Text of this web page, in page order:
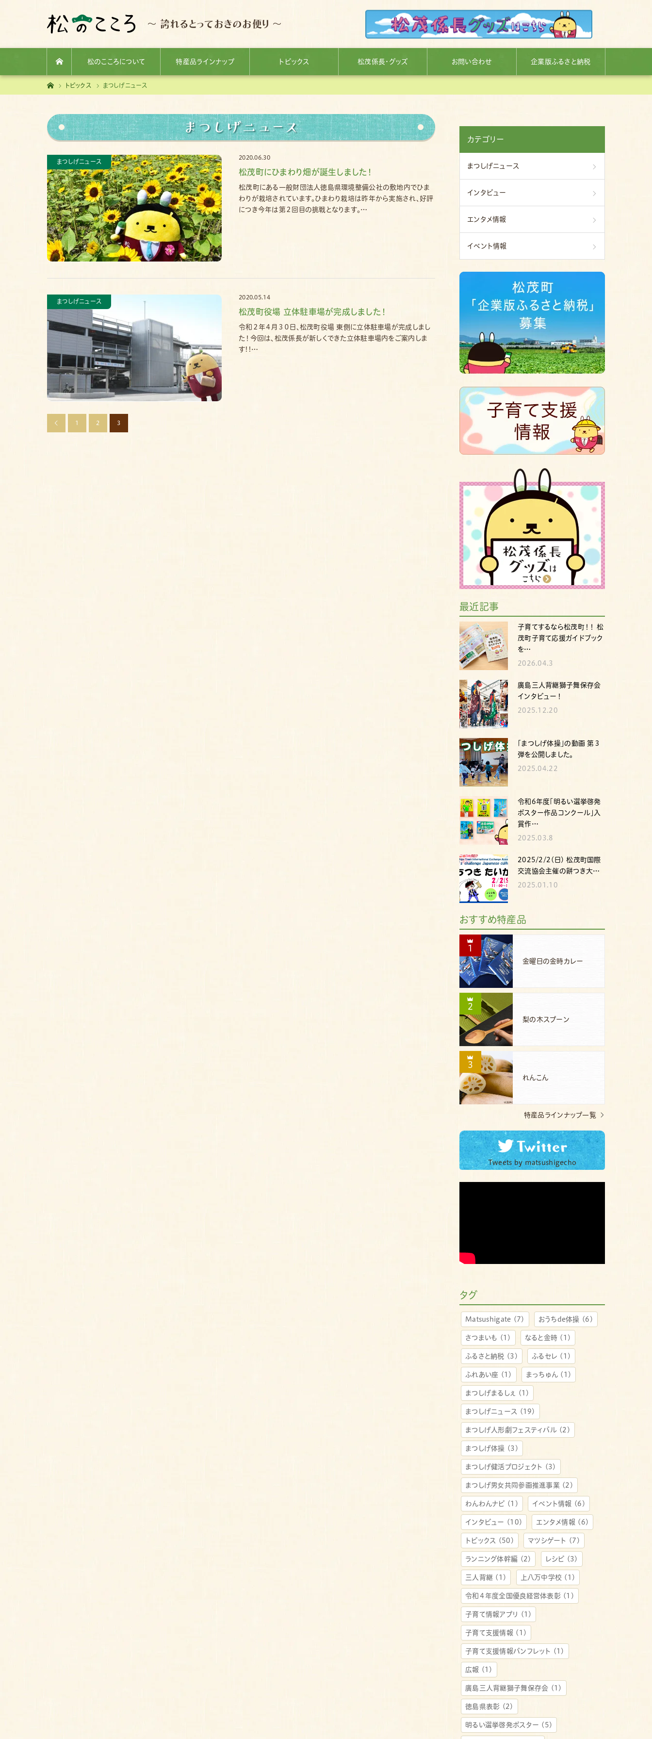
～ 誇れるとっておきのお便り ～
松のこころについて 特産品ラインナップ トピックス 松茂係長・グッズ お問い合わせ 企業版ふるさと納税
ホームトピックス まつしげニュース
まつしげニュース
まつしげニュース
2020.06.30
松茂町にひまわり畑が誕生しました！
松茂町にある一般財団法人徳島県環境整備公社の敷地内でひま
わりが栽培されています。ひまわり栽培は昨年から実施され、好評
につき今年は第２回目の挑戦となります。…
まつしげニュース
2020.05.14
松茂町役場 立体駐車場が完成しました！
令和２年４月３０日、松茂町役場 東側に立体駐車場が完成しまし
た！今回は、松茂係長が新しくできた立体駐車場内をご案内しま
す!!…
1 2 3
カテゴリー
まつしげニュース
インタビュー
エンタメ情報
イベント情報
最近記事
子育てするなら松茂町！！ 松
茂町子育て応援ガイドブック
を…
2026.04.3
廣島三人背継獅子舞保存会
インタビュー！
2025.12.20
｢まつしげ体操｣の動画 第３
弾を公開しました。
2025.04.22
令和6年度「明るい選挙啓発
ポスター作品コンクール｣入
賞作…
2025.03.8
2025/2/2(日) 松茂町国際
交流協会主催の餅つき大…
2025.01.10
おすすめ特産品
1
金曜日の金時カレー
2
梨の木スプーン
3
れんこん
特産品ラインナップ一覧
Tweets by matsushigecho
タグ
Matsushigate (7) おうちde体操 (6)
さつまいも (1) なると金時 (1)
ふるさと納税 (3) ふるセレ (1)
ふれあい座 (1) まっちゅん (1)
まつしげまるしぇ (1)
まつしげニュース (19)
まつしげ人形劇フェスティバル(2)
まつしげ体操 (3)
まつしげ健活プロジェクト (3)
まつしげ男女共同参画推進事業 (2)
わんわんナビ (1) イベント情報 (6)
インタビュー (10) エンタメ情報 (6)
トピックス (50) マツシゲート (7)
ランニング体幹編 (2) レシピ (3)
三人背継 (1) 上八万中学校 (1)
令和４年度全国優良経営体表彰(1)
子育て情報アプリ (1)
子育て支援情報 (1)
子育て支援情報パンフレット (1)
広報 (1)
廣島三人背継獅子舞保存会 (1)
徳島県表彰 (2)
明るい選挙啓発ポスター (5)